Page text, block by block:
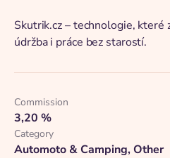
Skutrik.cz – technologie, které
údržba i práce bez starostí.
Commission
3,20 %
Category
Automoto & Camping, Other